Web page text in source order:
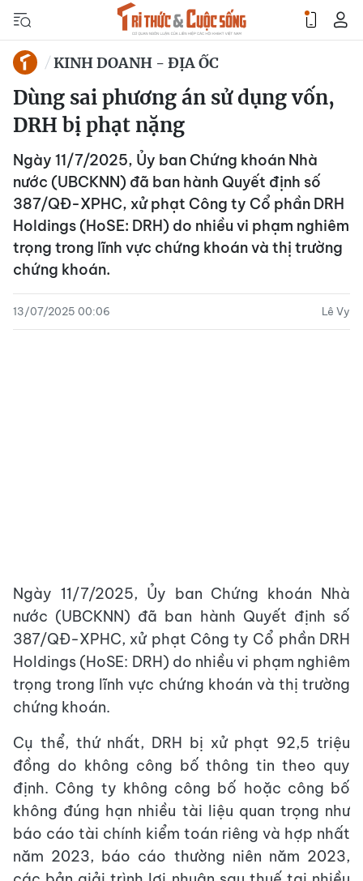
KINH DOANH - ĐỊA ỐC
Dùng sai phương án sử dụng vốn,
DRH bị phạt nặng
Ngày 11/7/2025, Ủy ban Chứng khoán Nhà
nước (UBCKNN) đã ban hành Quyết định số
387/QĐ-XPHC, xử phạt Công ty Cổ phần DRH
Holdings (HoSE: DRH) do nhiều vi phạm nghiêm
trọng trong lĩnh vực chứng khoán và thị trường
chứng khoán.
13/07/2025 00:06 Lê Vy
Ngày 11/7/2025, Ủy ban Chứng khoán Nhà
nước (UBCKNN) đã ban hành Quyết định số
387/QĐ-XPHC, xử phạt Công ty Cổ phần DRH
Holdings (HoSE: DRH) do nhiều vi phạm nghiêm
trọng trong lĩnh vực chứng khoán và thị trường
chứng khoán.
Cụ thể, thứ nhất, DRH bị xử phạt 92,5 triệu
đồng do không công bố thông tin theo quy
định. Công ty không công bố hoặc công bố
không đúng hạn nhiều tài liệu quan trọng như
báo cáo tài chính kiểm toán riêng và hợp nhất
năm 2023, báo cáo thường niên năm 2023,